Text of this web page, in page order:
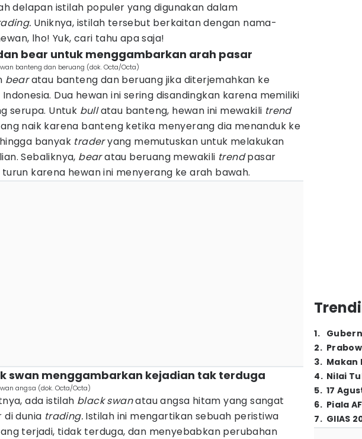
delapan istilah populer yang digunakan dalam
Uniknya, istilah tersebut berkaitan dengan nama-
lho! Yuk, cari tahu apa saja!
dan bear untuk menggambarkan arah pasar
banteng dan beruang (dok. Octa/Octa)
bearatau banteng dan beruang jika diterjemahkan ke
Dua hewan ini sering disandingkan karena memiliki
serupa. Untuk bullatau banteng, hewan ini mewakili trend
naik karena banteng ketika menyerang dia menanduk ke
banyak traderyang memutuskan untuk melakukan
Sebaliknya, bearatau beruang mewakili trendpasar
karena hewan ini menyerang ke arah bawah.
swan menggambarkan kejadian tak terduga
angsa (dok. Octa/Octa)
ada istilah black swanatau angsa hitam yang sangat
di dunia trading. Istilah ini mengartikan sebuah peristiwa
terjadi, tidak terduga, dan menyebabkan perubahan
1.
2.
3. Makan
4. Nilai
5. 17
6. Piala
7. GIIAS